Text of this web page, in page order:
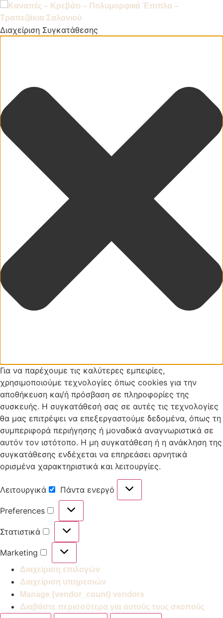
Διαχείριση Συγκατάθεσης
Για να παρέχουμε τις καλύτερες εμπειρίες,
χρησιμοποιούμε τεχνολογίες όπως cookies για την
αποθήκευση και/ή πρόσβαση σε πληροφορίες της
συσκευής. Η συγκατάθεσή σας σε αυτές τις τεχνολογίες
θα μας επιτρέψει να επεξεργαστούμε δεδομένα, όπως τη
συμπεριφορά περιήγησης ή μοναδικά αναγνωριστικά σε
αυτόν τον ιστότοπο. Η μη συγκατάθεση ή η ανάκληση της
συγκατάθεσης ενδέχεται να επηρεάσει αρνητικά
ορισμένα χαρακτηριστικά και λειτουργίες.
Λειτουργικά Πάντα ενεργό
Preferences
Στατιστικά
Marketing
Διαχείριση επιλογών
Διαχείριση υπηρεσιών
Manage {vendor_count} vendors
Διαβάστε περισσότερα για αυτούς τους σκοπούς